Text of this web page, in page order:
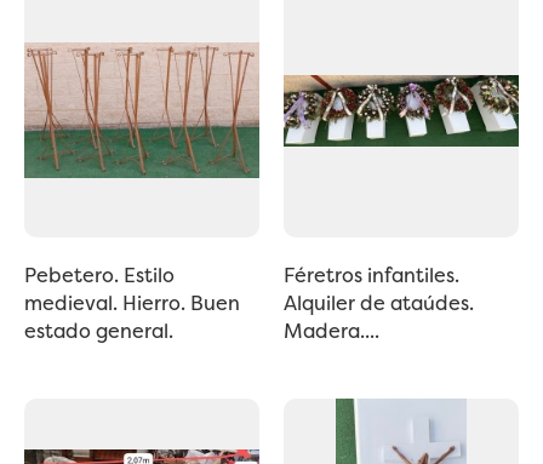
Pebetero. Estilo
medieval. Hierro. Buen
estado general.
Féretros infantiles.
Alquiler de ataúdes.
Madera....